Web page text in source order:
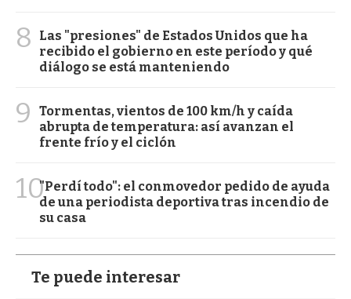
8
Las "presiones" de Estados Unidos que ha
recibido el gobierno en este período y qué
diálogo se está manteniendo
9
Tormentas, vientos de 100 km/h y caída
abrupta de temperatura: así avanzan el
frente frío y el ciclón
10"Perdí todo": el conmovedor pedido de ayuda
de una periodista deportiva tras incendio de
su casa
Te puede interesar